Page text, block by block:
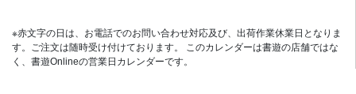
※赤文字の日は、お電話でのお問い合わせ対応及び、出荷作業休業日となりま
す。ご注文は随時受け付けております。 このカレンダーは書遊の店舗ではな
く、書遊Onlineの営業日カレンダーです。